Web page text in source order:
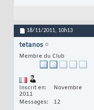
18/11/2011, 10h13
tetanos
Membre du Club
Inscrit en
Novembre
2011
Messages
12